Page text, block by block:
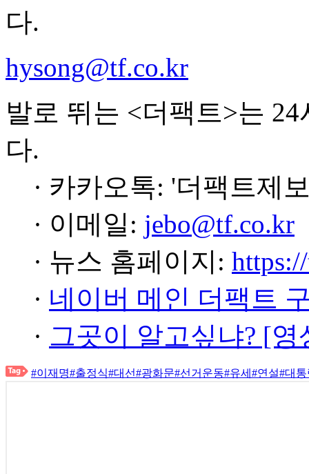
다.
hysong@tf.co.kr
발로 뛰는 <더팩트>는
다.
· 카카오톡: '더팩트제
· 이메일: jebo@tf.co.kr
· 뉴스 홈페이지:
· 네이버 메인 더팩트
· 그곳이 알고싶냐? [
#이재명#출정식#대선#광화문#선거운동#유세 #연설#대